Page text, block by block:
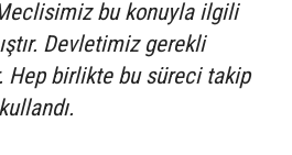
bu konuyla ilgili
Devletimiz gerekli
Hep birlikte bu süreci takip